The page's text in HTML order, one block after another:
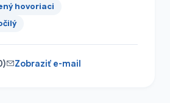
hovoriaci
Zobraziť e-mail